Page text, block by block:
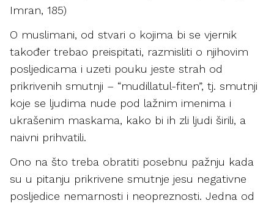
Imran, 185)
O muslimani, od stvari o kojima bi se vjernik
također trebao preispitati, razmisliti o njihovim
posljedicama i uzeti pouku jeste strah od
prikrivenih smutnji – “mudillatul-fiten”, tj. smutnji
koje se ljudima nude pod lažnim imenima i
ukrašenim maskama, kako bi ih zli ljudi širili, a
naivni prihvatili.
Ono na što treba obratiti posebnu pažnju kada
su u pitanju prikrivene smutnje jesu negativne
posljedice nemarnosti i neopreznosti. Jedna od